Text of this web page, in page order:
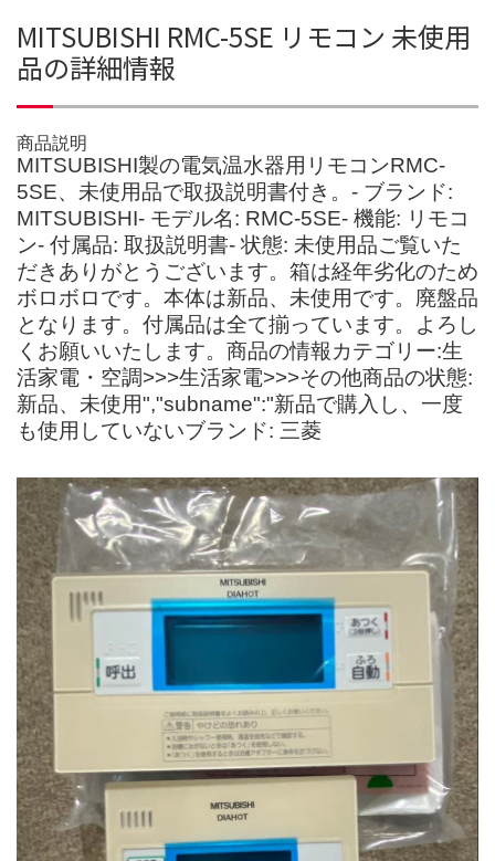
MITSUBISHI RMC-5SE リモコン 未使用
品の詳細情報
商品説明
MITSUBISHI製の電気温水器用リモコンRMC-
5SE、未使用品で取扱説明書付き。- ブランド:
MITSUBISHI- モデル名: RMC-5SE- 機能: リモコ
ン- 付属品: 取扱説明書- 状態: 未使用品ご覧いた
だきありがとうございます。箱は経年劣化のため
ボロボロです。本体は新品、未使用です。廃盤品
となります。付属品は全て揃っています。よろし
くお願いいたします。商品の情報カテゴリー:生
活家電・空調>>>生活家電>>>その他商品の状態:
新品、未使用","subname":"新品で購入し、一度
も使用していないブランド: 三菱